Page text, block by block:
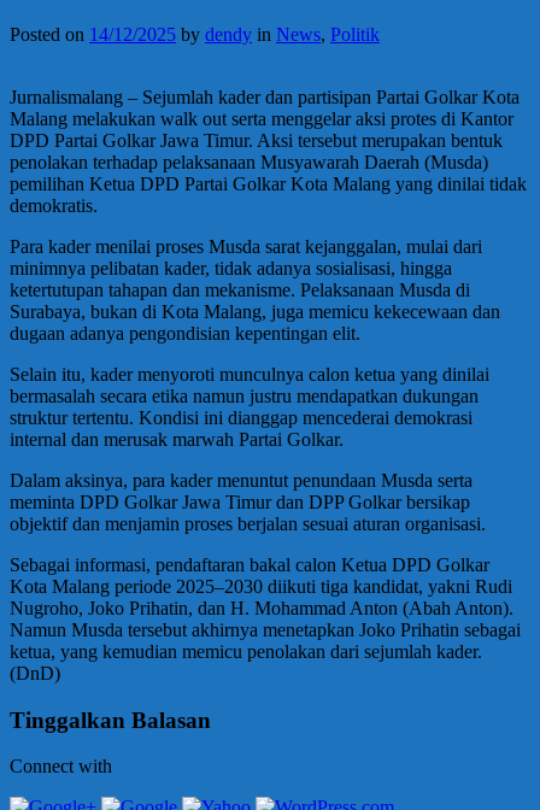
Posted on 14/12/2025 by dendy in News, Politik
Jurnalismalang – Sejumlah kader dan partisipan Partai Golkar Kota
Malang melakukan walk out serta menggelar aksi protes di Kantor
DPD Partai Golkar Jawa Timur. Aksi tersebut merupakan bentuk
penolakan terhadap pelaksanaan Musyawarah Daerah (Musda)
pemilihan Ketua DPD Partai Golkar Kota Malang yang dinilai tidak
demokratis.
Para kader menilai proses Musda sarat kejanggalan, mulai dari
minimnya pelibatan kader, tidak adanya sosialisasi, hingga
ketertutupan tahapan dan mekanisme. Pelaksanaan Musda di
Surabaya, bukan di Kota Malang, juga memicu kekecewaan dan
dugaan adanya pengondisian kepentingan elit.
Selain itu, kader menyoroti munculnya calon ketua yang dinilai
bermasalah secara etika namun justru mendapatkan dukungan
struktur tertentu. Kondisi ini dianggap mencederai demokrasi
internal dan merusak marwah Partai Golkar.
Dalam aksinya, para kader menuntut penundaan Musda serta
meminta DPD Golkar Jawa Timur dan DPP Golkar bersikap
objektif dan menjamin proses berjalan sesuai aturan organisasi.
Sebagai informasi, pendaftaran bakal calon Ketua DPD Golkar
Kota Malang periode 2025–2030 diikuti tiga kandidat, yakni Rudi
Nugroho, Joko Prihatin, dan H. Mohammad Anton (Abah Anton).
Namun Musda tersebut akhirnya menetapkan Joko Prihatin sebagai
ketua, yang kemudian memicu penolakan dari sejumlah kader.
(DnD)
Tinggalkan Balasan
Connect with